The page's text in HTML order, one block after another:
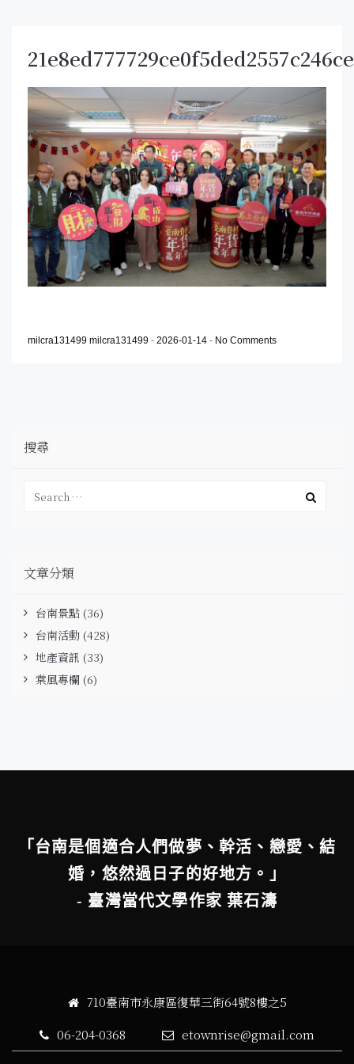
milcra131499 milcra131499 - 2026-01-14 - No Comments
搜尋
文章分類
台南景點 (36)
台南活動 (428)
地產資訊 (33)
棠風專欄 (6)
「台南是個適合人們做夢、幹活、戀愛、結
婚，悠然過日子的好地方。」
- 臺灣當代文學作家 葉石濤
710臺南市永康區復華三街64號8樓之5
06-204-0368
etownrise@gmail.com